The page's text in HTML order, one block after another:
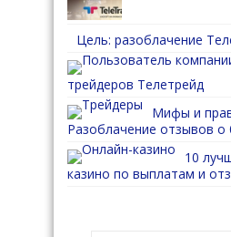
Цель: разоблачение
трейдеров Телетрейд
Мифы и
Разоблачение отзывов о
10
казино по выплатам и